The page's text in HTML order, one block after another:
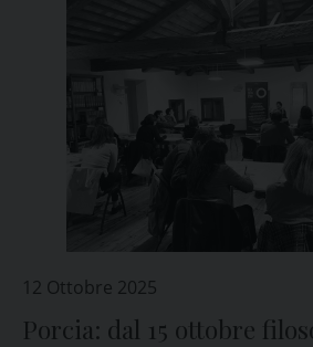
12 Ottobre 2025
Porcia: dal 15 ottobre